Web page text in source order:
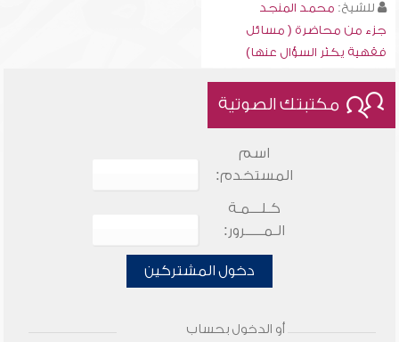
للشيخ: محمد المنجد
جزء من محاضرة ( مسائل
فقهية يكثر السؤال عنها)
مكتبتك الصوتية
اسم
المستخدم:
كـلـــمـة
الـمـــــرور:
دخول المشتركين
أو الدخول بحساب